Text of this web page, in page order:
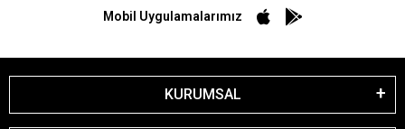
Mobil Uygulamalarımız
KURUMSAL